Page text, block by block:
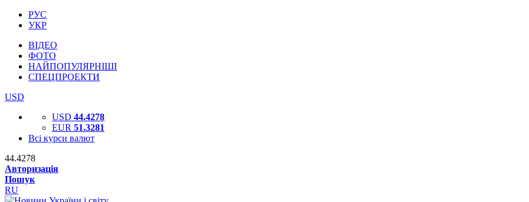
РУС
УКР
ВІДЕО
ФОТО
НАЙПОПУЛЯРНІШІ
СПЕЦПРОЕКТИ
USD
USD 44.4278
EUR 51.3281
Всі курси валют
44.4278
Авторизація
Пошук
RU